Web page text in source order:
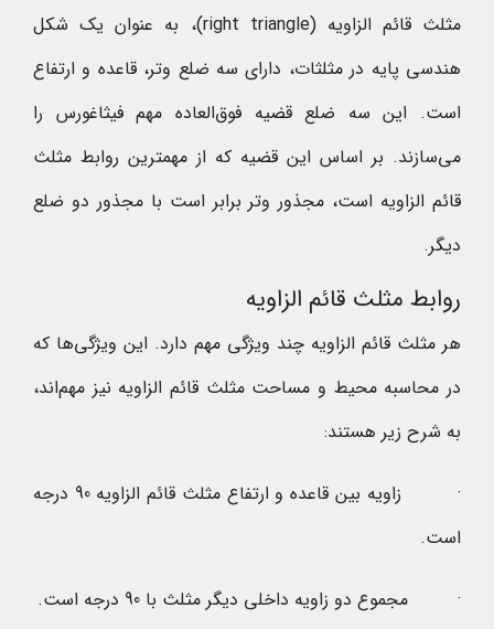
مثلث قائم الزاویه (right triangle)، به عنوان یک شکل
هندسی پایه در مثلثات، دارای سه ضلع وتر، قاعده و ارتفاع
است. این سه ضلع قضیه فوق‌العاده مهم فیثاغورس را
می‌سازند. بر اساس این قضیه که از مهمترین روابط مثلث
قائم الزاویه است، مجذور وتر برابر است با مجذور دو ضلع
دیگر.
روابط مثلث قائم الزاویه
هر مثلث قائم الزاویه چند ویژگی مهم دارد. این ویژگی‌ها که
در محاسبه محیط و مساحت مثلث قائم الزاویه نیز مهم‌اند،
به شرح زیر هستند:
· زاویه بین قاعده و ارتفاع مثلث قائم الزاویه 90 درجه
است.
· مجموع دو زاویه داخلی دیگر مثلث با 90 درجه است.